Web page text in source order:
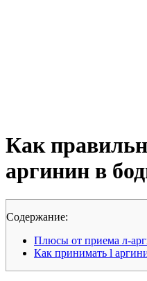
Как
аргинин в
Cодержание:
Плюсы от приема л-
Как принимать l